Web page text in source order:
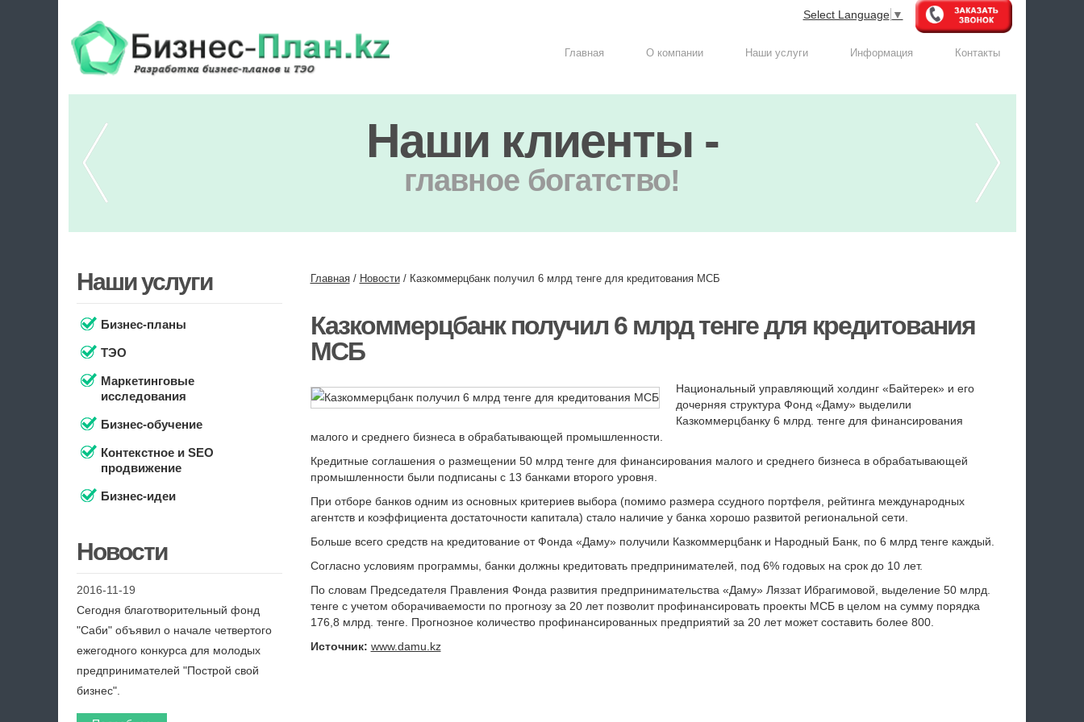
Главная О компании Наши услуги Информация Контакты
Select Language ▼
Наши клиенты -
главное богатство!
Наши услуги
Бизнес-планы
ТЭО
Маркетинговые
исследования
Бизнес-обучение
Контекстное и SEO
продвижение
Бизнес-идеи
Новости
2016-11-19
Сегодня благотворительный фонд
"Саби" объявил о начале четвертого
ежегодного конкурса для молодых
предпринимателей "Построй свой
бизнес".
Главная/ Новости/ Казкоммерцбанк получил 6 млрд тенге для кредитования МСБ
Казкоммерцбанк получил 6 млрд тенге для кредитования
МСБ
Национальный управляющий холдинг «Байтерек» и его
дочерняя структура Фонд «Даму» выделили
Казкоммерцбанку 6 млрд. тенге для финансирования
малого и среднего бизнеса в обрабатывающей промышленности.
Кредитные соглашения о размещении 50 млрд тенге для финансирования малого и среднего бизнеса в обрабатывающей
промышленности были подписаны с 13 банками второго уровня.
При отборе банков одним из основных критериев выбора (помимо размера ссудного портфеля, рейтинга международных
агентств и коэффициента достаточности капитала) стало наличие у банка хорошо развитой региональной сети.
Больше всего средств на кредитование от Фонда «Даму» получили Казкоммерцбанк и Народный Банк, по 6 млрд тенге каждый.
Согласно условиям программы, банки должны кредитовать предпринимателей, под 6% годовых на срок до 10 лет.
По словам Председателя Правления Фонда развития предпринимательства «Даму» Ляззат Ибрагимовой, выделение 50 млрд.
тенге с учетом оборачиваемости по прогнозу за 20 лет позволит профинансировать проекты МСБ в целом на сумму порядка
176,8 млрд. тенге. Прогнозное количество профинансированных предприятий за 20 лет может составить более 800.
Источник: www.damu.kz